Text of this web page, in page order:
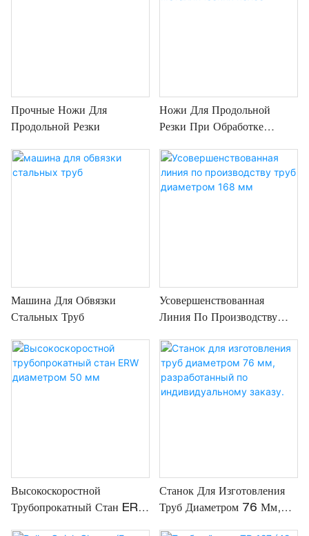
Прочные Ножи Для
Продольной Резки
Ножи Для Продольной
Резки При Обработке
Машина Для Обвязки
Стальных Труб
Усовершенствованная
Линия По Производству
Высокоскоростной
Трубопрокатный Стан ERW
Станок Для Изготовления
Труб Диаметром 76 Мм,